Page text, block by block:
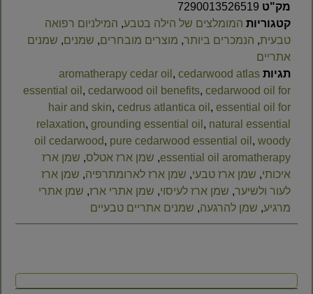
מק"ט 7290013526519
קטגוריות המומלצים של הילה בטבע, המילניום רפואה
טבעית, הנמכרים ביותר, מוצרים מובחרים, שמנים, שמנים
אתריים
תגיות
aromatherapy cedar oil , cedarwood atlas
essential oil , cedarwood oil benefits, cedarwood oil for
hair and skin, cedrus atlantica oil , essential oil for
relaxation, grounding essential oil , natural essential
oil cedarwood, pure cedarwood essential oil , woody
essential oil aromatherapy
, שמן ארז אטלס, שמן ארז
איכותי, שמן ארז טבעי, שמן ארז לארומתרפיה, שמן ארז
לעור ולשיער, שמן ארז לעיסוי, שמן אתרי ארז, שמן אתרי
מרגיע, שמן להרגעה, שמנים אתריים טבעיים